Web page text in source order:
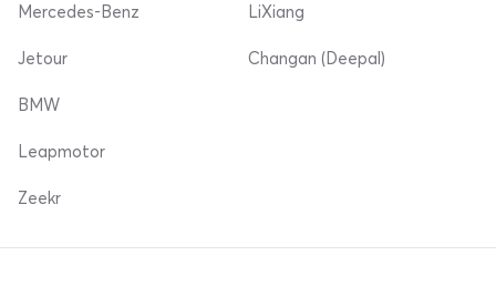
Mercedes-Benz
Jetour
LiXiang
Changan (Deepal)
BMW
Leapmotor
Zeekr